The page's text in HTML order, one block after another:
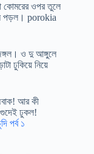
কোমরের ওপর তুলে
পড়ল। porokia
ও দু আঙ্গুলে
ঢুকিয়ে নিয়ে
আর কী
গুদেই ঢুকল!
পর্ব ১